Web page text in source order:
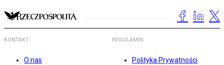
KONTAKT
O nas
REGULAMIN
Polityka Prywatności